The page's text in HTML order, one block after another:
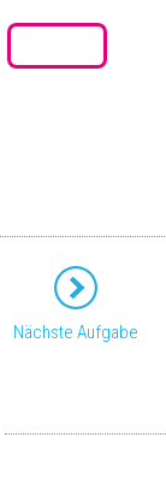
Nächste Aufgabe